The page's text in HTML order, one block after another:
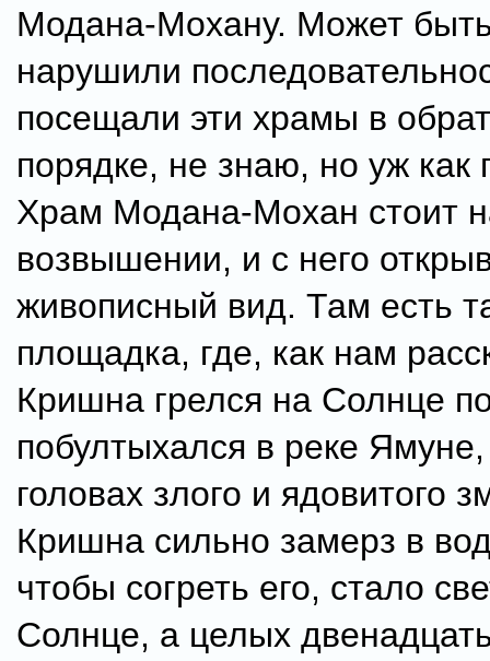
Модана-Мохану. Может
нарушили
посещали эти храмы в
порядке, не знаю, но уж как
Храм Модана-Мохан стоит
возвышении, и с него
живописный вид. Там есть
площадка, где, как нам
Кришна грелся на Солнце
побултыхался в реке
головах злого и ядовитого
Кришна сильно замерз в
чтобы согреть его, стало
Солнце, а целых